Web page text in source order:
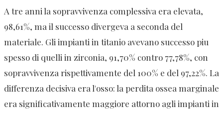
A tre anni la sopravvivenza complessiva era elevata,
98,61%, ma il successo divergeva a seconda del
materiale. Gli impianti in titanio avevano successo piu
spesso di quelli in zirconia, 91,70% contro 77,78%, con
sopravvivenza rispettivamente del 100% e del 97,22%. La
differenza decisiva era l'osso: la perdita ossea marginale
era significativamente maggiore attorno agli impianti in